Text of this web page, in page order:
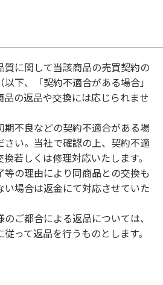
に関して当該商品の売買契約の
下、「契約不適合がある場合」
品の返品や交換には応じられませ
不良などの契約不適合がある場
さい。当社で確認の上、契約不適
若しくは修理対応いたします。
の理由により同商品との交換も
い場合は返金にて対応させていた
ご都合による返品については、
って返品を行うものとします。